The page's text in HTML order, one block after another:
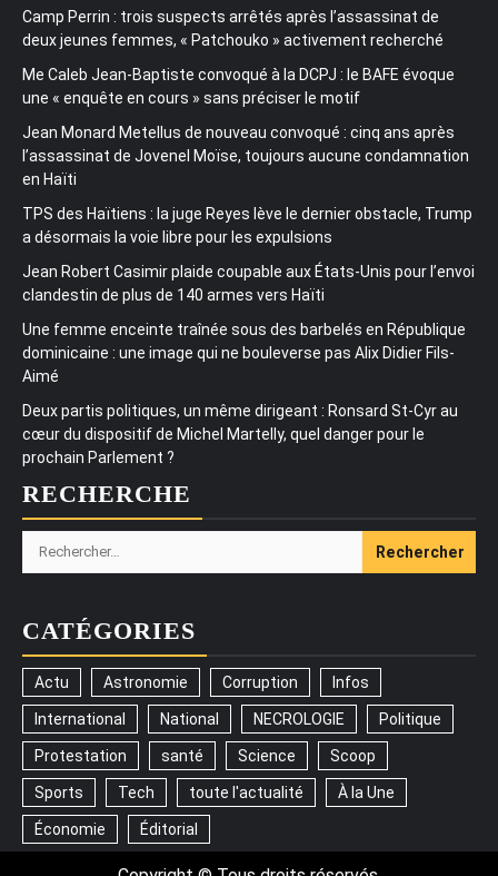
Camp Perrin : trois suspects arrêtés après l’assassinat de
deux jeunes femmes, « Patchouko » activement recherché
Me Caleb Jean-Baptiste convoqué à la DCPJ : le BAFE évoque
une « enquête en cours » sans préciser le motif
Jean Monard Metellus de nouveau convoqué : cinq ans après
l’assassinat de Jovenel Moïse, toujours aucune condamnation
en Haïti
TPS des Haïtiens : la juge Reyes lève le dernier obstacle, Trump
a désormais la voie libre pour les expulsions
Jean Robert Casimir plaide coupable aux États-Unis pour l’envoi
clandestin de plus de 140 armes vers Haïti
Une femme enceinte traînée sous des barbelés en République
dominicaine : une image qui ne bouleverse pas Alix Didier Fils-
Aimé
Deux partis politiques, un même dirigeant : Ronsard St-Cyr au
cœur du dispositif de Michel Martelly, quel danger pour le
prochain Parlement ?
RECHERCHE
Rechercher :
CATÉGORIES
Actu Astronomie Corruption Infos
International National NECROLOGIE Politique
Protestation santé Science Scoop
Sports Tech toute l'actualité À la Une
Économie Éditorial